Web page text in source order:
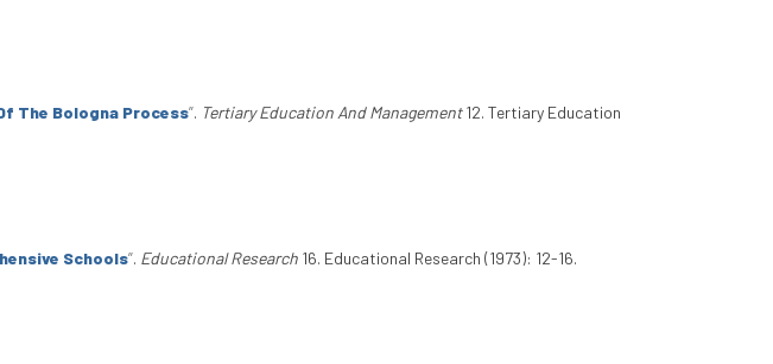
The Bologna Process”. Tertiary Education And Management12. Tertiary Education
Schools”. Educational Research 16. Educational Research (1973): 12-16.